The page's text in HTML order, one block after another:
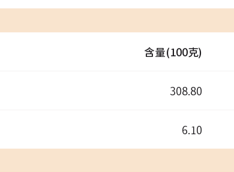
含量(100克)
308.80
6.10